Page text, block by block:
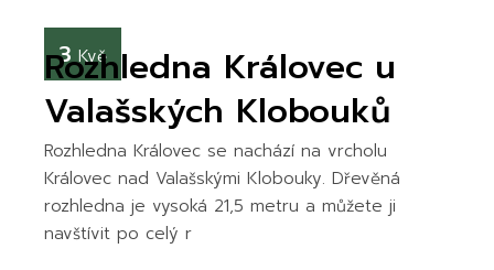
3 Kvě
Rozhledna Královec u
Valašských Klobouků
Rozhledna Královec se nachází na vrcholu
Královec nad Valašskými Klobouky. Dřevěná
rozhledna je vysoká 21,5 metru a můžete ji
navštívit po celý r